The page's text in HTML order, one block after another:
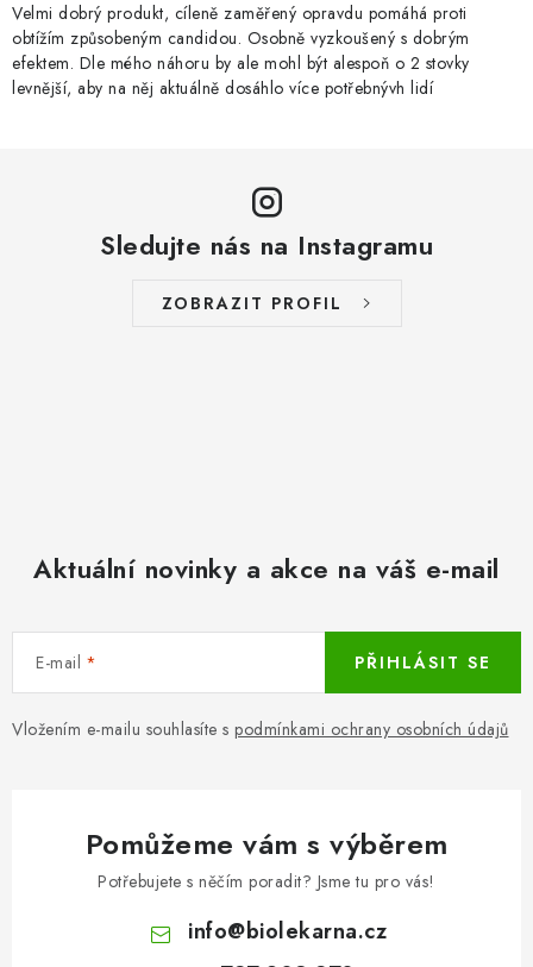
Velmi dobrý produkt, cíleně zaměřený opravdu pomáhá proti
obtížím způsobeným candidou. Osobně vyzkoušený s dobrým
efektem. Dle mého náhoru by ale mohl být alespoň o 2 stovky
levnější, aby na něj aktuálně dosáhlo více potřebnývh lidí
Sledujte nás na Instagramu
ZOBRAZIT PROFIL
Aktuální novinky a akce na váš e-mail
E-mail
Vložením e-mailu souhlasíte s podmínkami ochrany osobních údajů
PŘIHLÁSIT SE
Pomůžeme vám s výběrem
Potřebujete s něčím poradit? Jsme tu pro vás!
info@biolekarna.cz